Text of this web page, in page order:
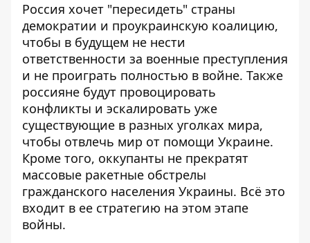
Россия хочет "пересидеть" страны
демократии и проукраинскую коалицию,
чтобы в будущем не нести
ответственности за военные преступления
и не проиграть полностью в войне. Также
россияне будут провоцировать
конфликты и эскалировать уже
существующие в разных уголках мира,
чтобы отвлечь мир от помощи Украине.
Кроме того, оккупанты не прекратят
массовые ракетные обстрелы
гражданского населения Украины. Всё это
входит в ее стратегию на этом этапе
войны.